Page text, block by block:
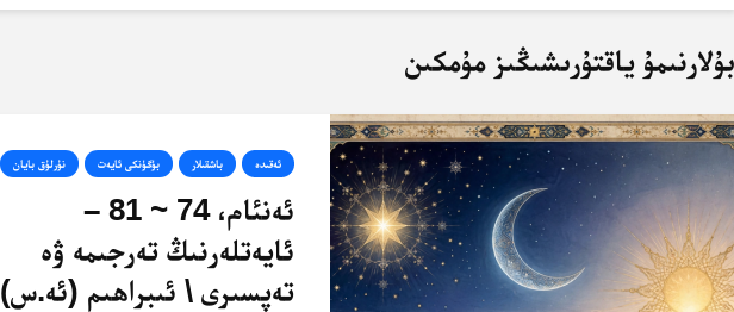
بۇلارنىمۇ ياقتۇرىشىڭىز مۇمكىن
ئەقىدە باشقىلار بۈگۈنكى ئايەت نۇرلۇق بايان
ئەنئام، 74 ~ 81 –
ئايەتلەرنىڭ تەرجىمە ۋە
تەپسىرى \ ئىبراھىم (ئە.س)